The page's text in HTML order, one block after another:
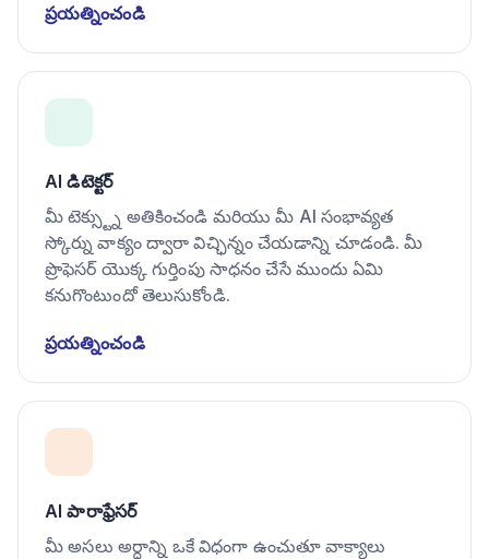
ప్రయత్నించండి
AI డిటెక్టర్
మీ టెక్స్ట్ను అతికించండి మరియు మీ AI సంభావ్యత
స్కోర్ను వాక్యం ద్వారా విచ్ఛిన్నం చేయడాన్ని చూడండి. మీ
ప్రొఫెసర్ యొక్క గుర్తింపు సాధనం చేసే ముందు ఏమి
కనుగొంటుందో తెలుసుకోండి.
ప్రయత్నించండి
AI పారాఫ్రేసర్
మీ అసలు అర్ధాన్ని ఒకే విధంగా ఉంచుతూ వాక్యాలు